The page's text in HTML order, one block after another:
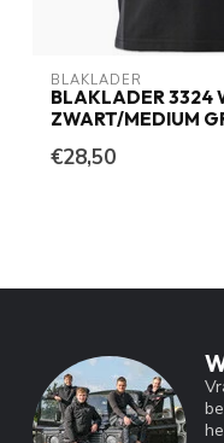
BLAKLADER
BLAKLADER 3324
ZWART/MEDIUM
€28,50